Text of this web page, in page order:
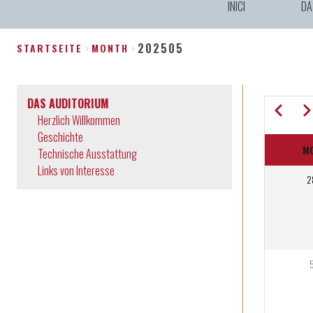
INICI
STARTSEITE MONTH 202505
DAS AUDITORIUM
Herzlich Willkommen
Geschichte
Technische Ausstattung
Links von Interesse
Zurück
5